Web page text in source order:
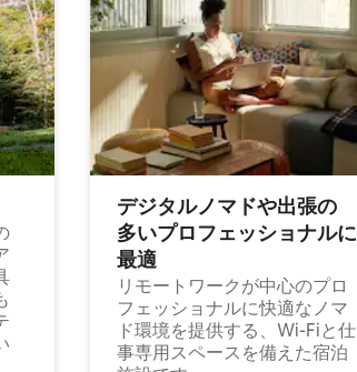
デジタルノマドや出⁠張⁠の
多⁠いプ⁠ロ⁠フ⁠ェ⁠ッ⁠シ⁠ョ⁠ナ⁠ル⁠に
最⁠適
リモートワークが中心のプロ
フェッショナルに快適なノマ
ド環境を提供する、Wi-Fiと仕
事専用スペースを備えた宿泊